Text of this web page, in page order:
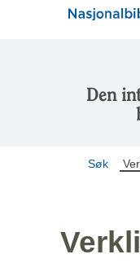
Den
Søk